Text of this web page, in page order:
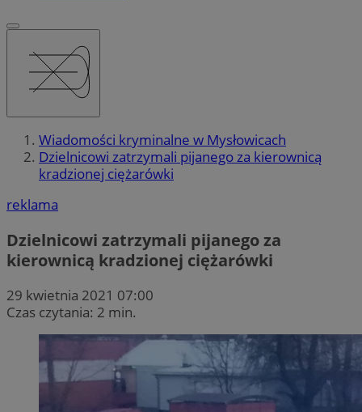
Wiadomości kryminalne w Mysłowicach
Dzielnicowi zatrzymali pijanego za kierownicą
kradzionej ciężarówki
reklama
Dzielnicowi zatrzymali pijanego za
kierownicą kradzionej ciężarówki
29 kwietnia 2021 07:00
Czas czytania: 2 min.